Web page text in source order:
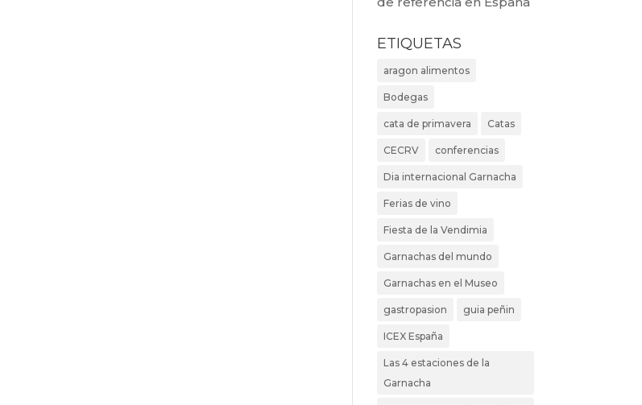
ETIQUETAS
aragon alimentos
Bodegas
cata de primavera Catas
CECRV conferencias
Dia internacional Garnacha
Ferias de vino
Fiesta de la Vendimia
Garnachas del mundo
Garnachas en el Museo
gastropasion guia peñin
ICEX España
Las 4 estaciones de la
Garnacha